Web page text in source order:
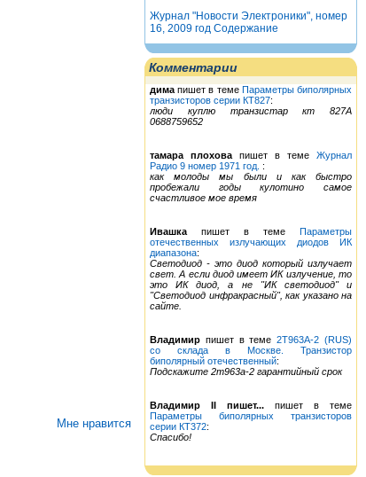
Журнал "Новости Электроники", номер
16, 2009 год Содержание
Комментарии
дима пишет в теме Параметры биполярных
транзисторов серии КТ827:
люди куплю транзистар кт 827А
0688759652
тамара плохова пишет в теме Журнал
Радио 9 номер 1971 год. :
как молоды мы были и как быстро
пробежали годы кулотино самое
счастливое мое время
Ивашка пишет в теме Параметры
отечественных излучающих диодов ИК
диапазона:
Светодиод - это диод который излучает
свет. А если диод имеет ИК излучение, то
это ИК диод, а не "ИК светодиод" и
"Светодиод инфракрасный", как указано на
сайте.
Владимир пишет в теме2Т963А-2 (RUS)
со склада в Москве. Транзистор
биполярный отечественный:
Подскажите 2т963а-2 гарантийный срок
Владимир II пишет... пишет в теме
Параметры биполярных транзисторов
серии КТ372:
Спасибо!
Мне нравится